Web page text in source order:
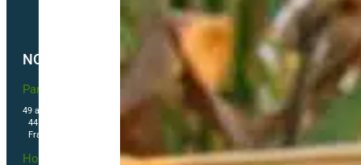
Politique de cookies (UE)
NOUS CONTACTER
Partner & Co SAS
49 avenue du Général de Gaulle
44500 La Baule Escoublac
France
Horaires